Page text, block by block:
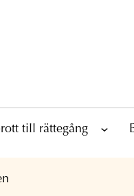
till rättegång